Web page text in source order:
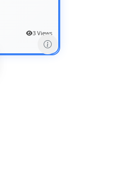
3 Views